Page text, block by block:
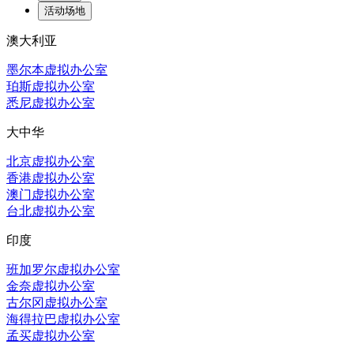
活动场地
澳大利亚
墨尔本虚拟办公室
珀斯虚拟办公室
悉尼虚拟办公室
大中华
北京虚拟办公室
香港虚拟办公室
澳门虚拟办公室
台北虚拟办公室
印度
班加罗尔虚拟办公室
金奈虚拟办公室
古尔冈虚拟办公室
海得拉巴虚拟办公室
孟买虚拟办公室